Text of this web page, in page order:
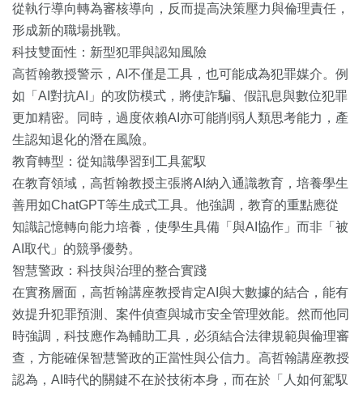
從執行導向轉為審核導向，反而提高決策壓力與倫理責任，
形成新的職場挑戰。
科技雙面性：新型犯罪與認知風險
高哲翰教授警示，AI不僅是工具，也可能成為犯罪媒介。例
如「AI對抗AI」的攻防模式，將使詐騙、假訊息與數位犯罪
更加精密。同時，過度依賴AI亦可能削弱人類思考能力，產
生認知退化的潛在風險。
教育轉型：從知識學習到工具駕馭
在教育領域，高哲翰教授主張將AI納入通識教育，培養學生
善用如ChatGPT等生成式工具。他強調，教育的重點應從
知識記憶轉向能力培養，使學生具備「與AI協作」而非「被
AI取代」的競爭優勢。
智慧警政：科技與治理的整合實踐
在實務層面，高哲翰講座教授肯定AI與大數據的結合，能有
效提升犯罪預測、案件偵查與城市安全管理效能。然而他同
時強調，科技應作為輔助工具，必須結合法律規範與倫理審
查，方能確保智慧警政的正當性與公信力。高哲翰講座教授
認為，AI時代的關鍵不在於技術本身，而在於「人如何駕馭